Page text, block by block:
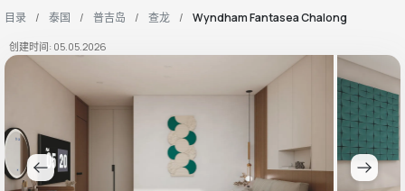
目录 泰国 普吉岛 查龙 Wyndham Fantasea Chalong
创建时间: 05.05.2026